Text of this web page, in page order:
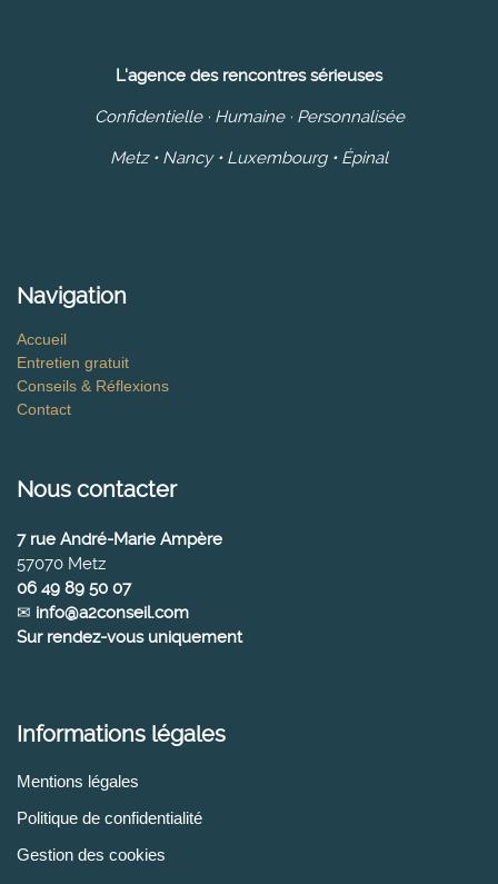
L'agence des rencontres sérieuses
Confidentielle · Humaine · Personnalisée
Metz • Nancy • Luxembourg • Épinal
Navigation
Accueil
Entretien gratuit
Conseils & Réflexions
Contact
Nous contacter
7 rue André-Marie Ampère
57070 Metz
06 49 89 50 07
✉ info@a2conseil.com
Sur rendez-vous uniquement
Informations légales
Mentions légales
Politique de confidentialité
Gestion des cookies